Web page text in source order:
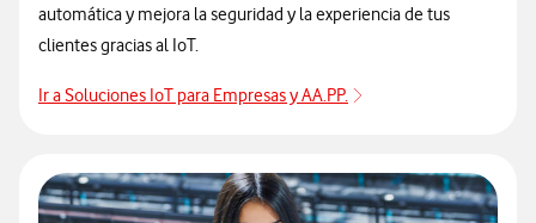
automática y mejora la seguridad y la experiencia de tus
clientes gracias al IoT.
Ir a Soluciones IoT para Empresas y AA.PP.